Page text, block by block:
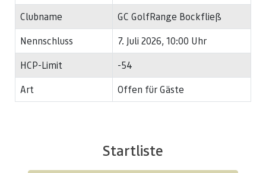
Clubname
GC GolfRange Bockfließ
Nennschluss
7. Juli 2026, 10:00 Uhr
HCP-Limit
-54
Art
Offen für Gäste
Startliste